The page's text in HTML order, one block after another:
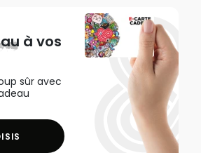
à vos
sûr avec